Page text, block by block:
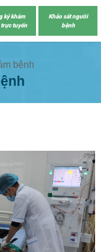
ký khám
tuyến
Khảo sát người
bệnh
bệnh